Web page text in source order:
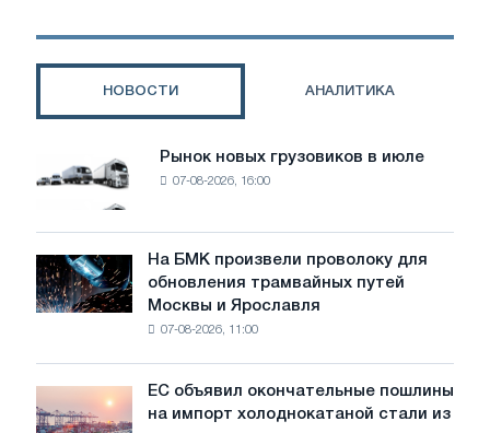
НОВОСТИ АНАЛИТИКА
Рынок
новых
грузовиков
в
июле
Рынок новых грузовиков в июле
07-08-2026, 16:00
На
БМК
произвели
трамвайных
путей
На БМК произвели проволоку для
обновления трамвайных путей
Москвы и Ярославля
07-08-2026, 11:00
объявил
ЕС объявил окончательные пошлины
на импорт холоднокатаной стали из